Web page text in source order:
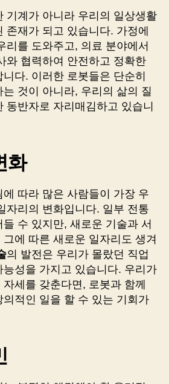
기계가 아니라 우리의 일상생활
존재가 되고 있습니다. 가정에
리를 도와주고, 의료 분야에서
와 협력하여 안전하고 정확한
다. 이러한 로봇들은 단순히
것이 아니라, 우리의 삶의 질
동반자로 자리매김하고 있습니
화
에 따라 많은 사람들이 가장 우
자리의 변화입니다. 일부 전통
수 있지만, 새로운 기술과 서
에 따른 새로운 일자리도 생겨
의 발전은 우리가 몰랐던 직업
성을 가지고 있습니다. 우리가
세를 갖춘다면, 로봇과 함께
의적인 일을 할 수 있는 기회가